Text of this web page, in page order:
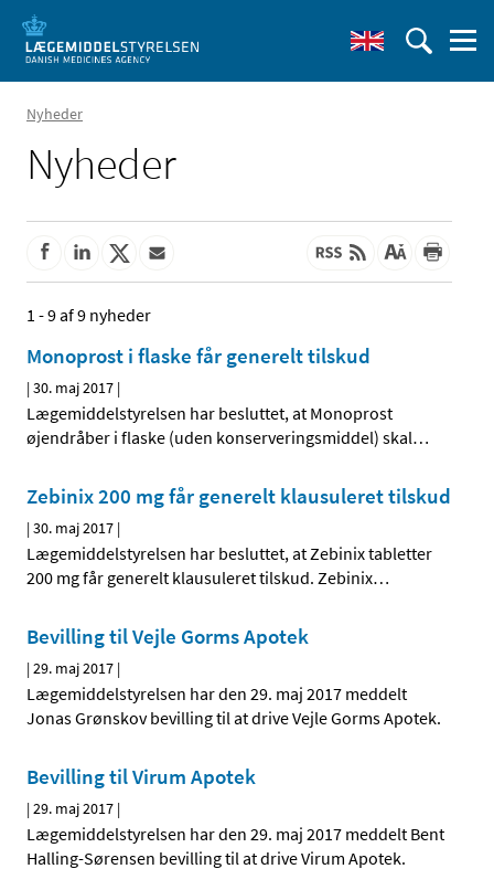
Nyheder
Nyheder
1 - 9 af 9 nyheder
Monoprost i flaske får generelt tilskud
|30. maj 2017 |
Lægemiddelstyrelsen har besluttet, at Monoprost
øjendråber i flaske (uden konserveringsmiddel) skal…
Zebinix 200 mg får generelt klausuleret tilskud
|30. maj 2017 |
Lægemiddelstyrelsen har besluttet, at Zebinix tabletter
200 mg får generelt klausuleret tilskud. Zebinix…
Bevilling til Vejle Gorms Apotek
|29. maj 2017 |
Lægemiddelstyrelsen har den 29. maj 2017 meddelt
Jonas Grønskov bevilling til at drive Vejle Gorms Apotek.
Bevilling til Virum Apotek
|29. maj 2017 |
Lægemiddelstyrelsen har den 29. maj 2017 meddelt Bent
Halling-Sørensen bevilling til at drive Virum Apotek.